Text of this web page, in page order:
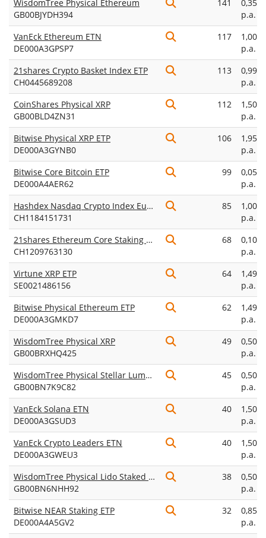
WisdomTree Physical Ethereum
GB00BJYDH394
141
0,35%
p.a.
VanEck Ethereum ETN
DE000A3GPSP7
117
1,00%
p.a.
21shares Crypto Basket Index ETP
CH0445689208
113
0,99%
p.a.
CoinShares Physical XRP
GB00BLD4ZN31
112
1,50%
p.a.
Bitwise Physical XRP ETP
DE000A3GYNB0
106
1,95%
p.a.
Bitwise Core Bitcoin ETP
DE000A4AER62
99
0,05%
p.a.
Hashdex Nasdaq Crypto Index Europe ETP
CH1184151731
85
1,00%
p.a.
21shares Ethereum Core Staking ETP
CH1209763130
68
0,10%
p.a.
Virtune XRP ETP
SE0021486156
64
1,49%
p.a.
Bitwise Physical Ethereum ETP
DE000A3GMKD7
62
1,49%
p.a.
WisdomTree Physical XRP
GB00BRXHQ425
49
0,50%
p.a.
WisdomTree Physical Stellar Lumens
GB00BN7K9C82
45
0,50%
p.a.
VanEck Solana ETN
DE000A3GSUD3
40
1,50%
p.a.
VanEck Crypto Leaders ETN
DE000A3GWEU3
40
1,50%
p.a.
WisdomTree Physical Lido Staked Ether
GB00BN6NHH92
38
0,50%
p.a.
Bitwise NEAR Staking ETP
DE000A4A5GV2
32
0,85%
p.a.